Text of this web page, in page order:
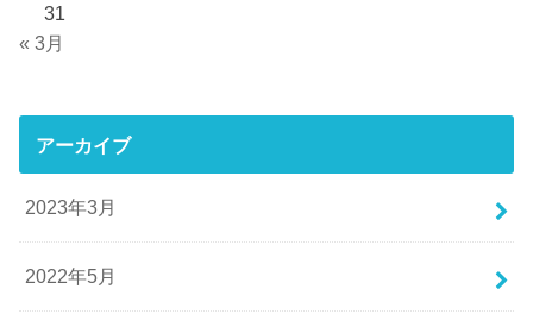
31
« 3月
アーカイブ
2023年3月
2022年5月